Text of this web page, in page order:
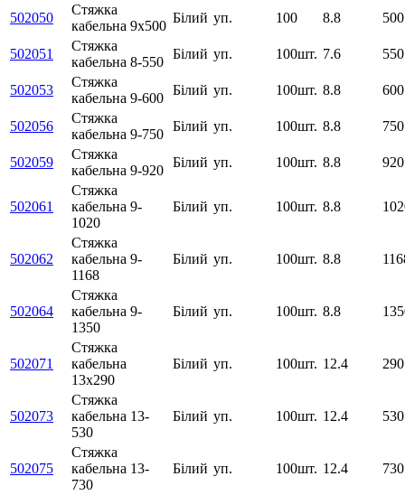
502050
Стяжка
кабельна 9х500
Білий уп. 100 8.8 500
502051
Стяжка
кабельна 8-550
Білий уп. 100шт. 7.6 550
502053
Стяжка
кабельна 9-600
Білий уп. 100шт. 8.8 600
502056
Стяжка
кабельна 9-750
Білий уп. 100шт. 8.8 750
502059
Стяжка
кабельна 9-920
Білий уп. 100шт. 8.8 920
502061
Стяжка
кабельна 9-
1020
Білий уп. 100шт. 8.8
502062
Стяжка
кабельна 9-
1168
Білий уп. 100шт. 8.8
502064
Стяжка
кабельна 9-
1350
Білий уп. 100шт. 8.8
502071
Стяжка
кабельна
13х290
Білий уп. 100шт. 12.4 290
502073
Стяжка
кабельна 13-
530
Білий уп. 100шт. 12.4 530
502075
Стяжка
кабельна 13-
730
Білий уп. 100шт. 12.4 730